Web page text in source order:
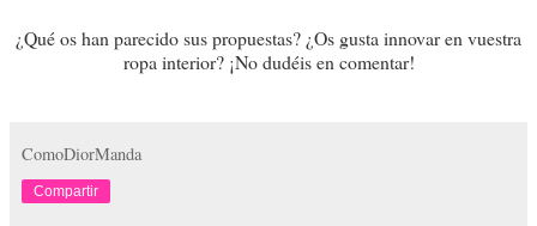
¿Qué os han parecido sus propuestas? ¿Os gusta innovar en vuestra
ropa interior? ¡No dudéis en comentar!
ComoDiorManda
Compartir